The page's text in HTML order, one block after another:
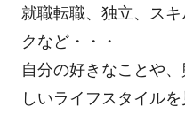
就職転職、独立、ス
クなど・・・
自分の好きなことや
しいライフスタイルを